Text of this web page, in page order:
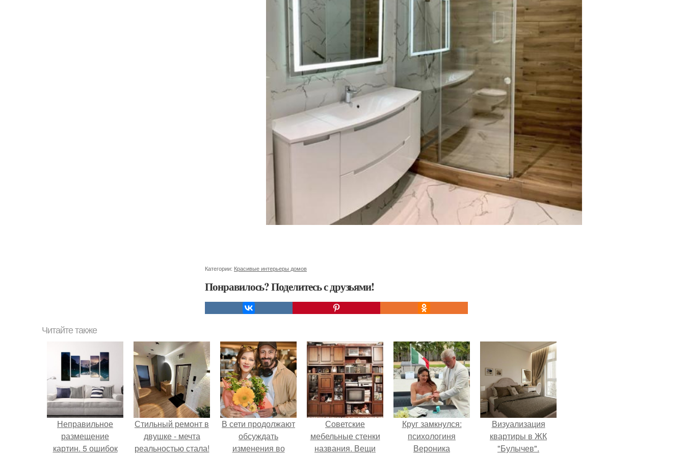
Категории: Красивые интерьеры домов
Понравилось? Поделитесь с друзьями!
Читайте также
Неправильное
размещение
картин. 5 ошибок
Стильный ремонт в
двушке - мечта
реальностью стала!
В сети продолжают
обсуждать
изменения во
Советские
мебельные стенки
названия. Вещи
Круг замкнулся:
психологиня
Вероника
Визуализация
квартиры в ЖК
"Булычев".